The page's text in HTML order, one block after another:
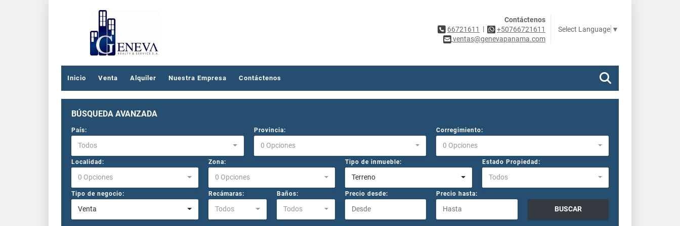
Contáctenos
66721611
|
+50766721611
ventas@genevapanama.com
Select Language ▼
Inicio Venta Alquiler Nuestra Empresa Contáctenos
BÚSQUEDA AVANZADA
País:
Todos
Provincia:
0 Opciones
Corregimiento:
0 Opciones
Localidad:
0 Opciones
Zona:
0 Opciones
Tipo de inmueble:
Terreno
Estado Propiedad:
Todos
Tipo de negocio:
Venta
Recámaras:
Todos
Baños:
Todos
Precio desde: Precio hasta:
BUSCAR